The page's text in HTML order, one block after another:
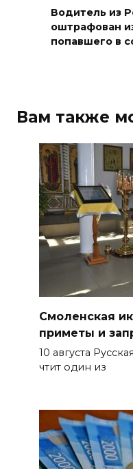
Василенко
Ростова
строителей
праздником
09 августа
Два
финансовой
могут
стране
09 августа 2026
Донской
комплексы
обучения
На юге и
Ростовской
до +40 °C
Водитель из
оштрафован
попавшего в
Вам также
Смоленская
приметы и
10 августа
чтит один из